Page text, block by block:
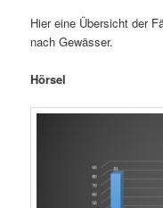
Hier eine Übersicht der
nach Gewässer.
Hörsel